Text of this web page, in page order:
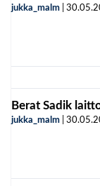
jukka_malm
Berat Sadik
jukka_malm